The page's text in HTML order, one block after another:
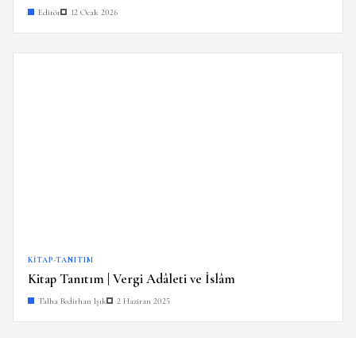
Editör 12 Ocak 2026
KITAP-TANITIM
Kitap Tanıtım | Vergi Adâleti ve İslâm
Talha Bedirhan Işık 2 Haziran 2025